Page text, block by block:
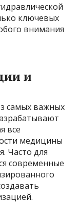
ключевых
внимания
и
самых важных
все
медицины
Часто для
современные